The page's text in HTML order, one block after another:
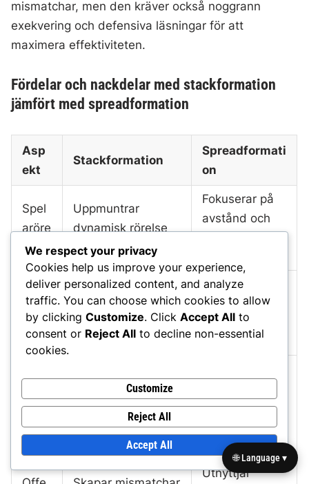
mismatchar, men den kräver också noggrann
exekvering och defensiva läsningar för att
maximera effektiviteten.
Fördelar och nackdelar med stackformation
jämfört med spreadformation
Asp
ekt
Stackformation
Spreadformati
on
Spel
aröre
lse
Uppmuntrar
dynamisk rörelse
och vilseledning.
Fokuserar på
avstånd och
Defe
nsiva
läsni
ngar
Kan förvirra
försvaren med
lager av rutter.
Förlitar sig på
tydliga
defensiva
justeringar.
gsför
måg
Effektiv i
varierande
situationer, särskilt
i trånga utrymmen.
öppna
fältsscenarier.
Utnyttjar
We respect your privacy
Cookies help us improve your experience,
deliver personalized content, and analyze
traffic. You can choose which cookies to allow
by clicking Customize. Click Accept All to
consent or Reject All to decline non-essential
cookies.
Customize
Reject All
Accept All
🌐 Language ▾